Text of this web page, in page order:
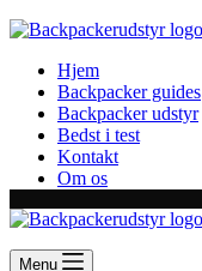
Hjem
Backpacker guides
Backpacker udstyr
Bedst i test
Kontakt
Om os
Menu